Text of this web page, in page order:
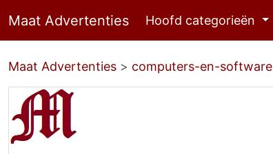
Maat Advertenties Hoofd categorieën
Maat Advertenties > computers-en-software